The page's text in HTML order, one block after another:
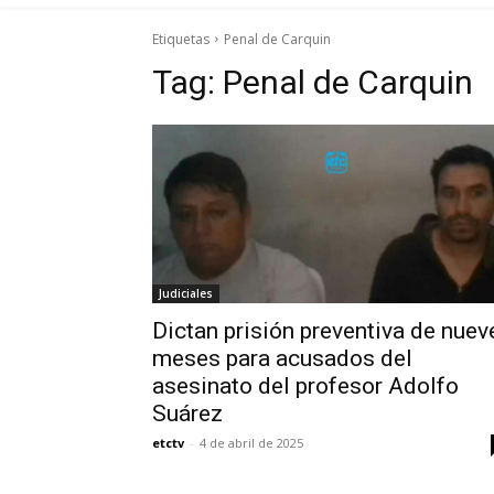
Etiquetas Penal de Carquin
Tag: Penal de Carquin
Judiciales
Dictan prisión preventiva de
meses para acusados del
asesinato del profesor Adolfo
Suárez
etctv - 4 de abril de 2025